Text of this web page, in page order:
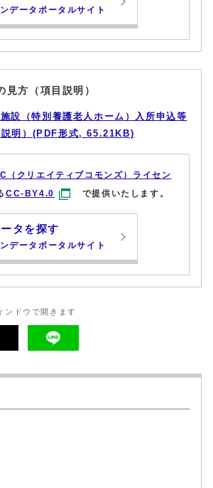
データポータルサイト
見方（項目説明）
設（特別養護老人ホーム）入所申込等
説明）(PDF形式, 65.21KB)
（クリエイティブコモンズ）ライセン
CC-BY4.0 で提供いたします。
タを探す
データポータルサイト
ンドウで開きます